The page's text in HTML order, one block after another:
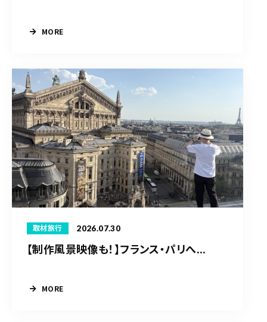
MORE
取材旅行 2026.07.30
【制作風景映像も！】フランス・パリへ...
MORE